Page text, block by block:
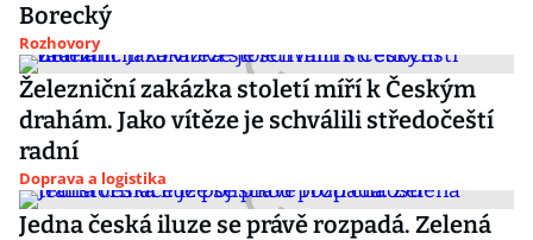
Borecký
Rozhovory
Železniční zakázka století míří k Českým
drahám. Jako vítěze je schválili středočeští
radní
Doprava a logistika
Jedna česká iluze se právě rozpadá. Zelená